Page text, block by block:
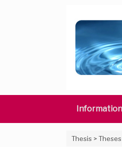
Information
Thesis >